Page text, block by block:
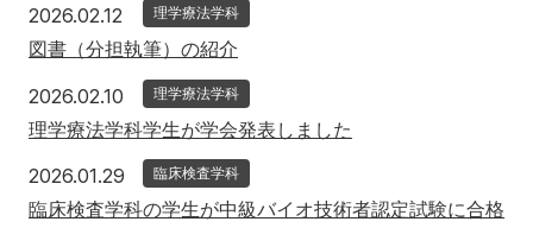
2026.02.12 2026年2月12日
理学療法学科
図書（分担執筆）の紹介
2026.02.10 2026年2月10日
理学療法学科
理学療法学科学生が学会発表しました
2026.01.29 2026年1月29日
臨床検査学科
臨床検査学科の学生が中級バイオ技術者認定試験に合格